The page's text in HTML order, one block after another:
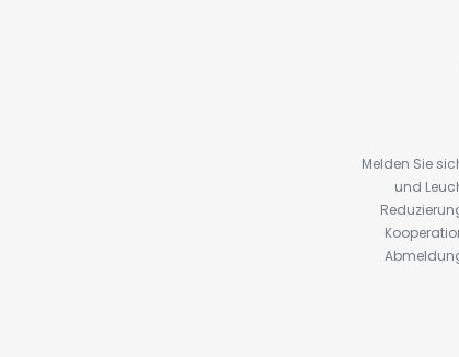
Melden Sie
und